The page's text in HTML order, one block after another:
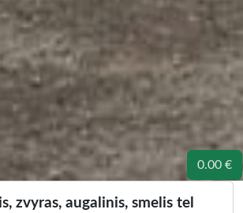
0.00 €
zvyras, augalinis, smelis tel